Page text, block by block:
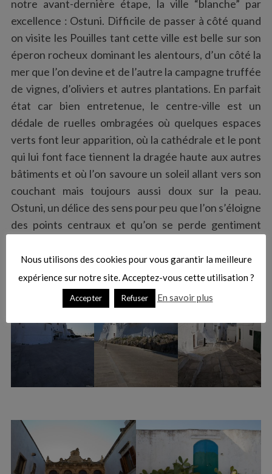
notre avant-dernière étape, la ville “blanche” par
excellence : Ostuni. Difficile de passer à côté quand
on visite les Pouilles tant cette ville est belle sur son
éperon rocheux dominant les alentours, d’un côté la
mer que l’on devine et de l’autre la campagne truffée
de vignes, d’oliviers et autres plantations. En parfait
état car bien entretenue, le centre-ville est un
dédale de ruelles ombragées où quelques espaces
verts font leur apparition, où la cathédrale et le pont
qui lui font face tiennent la dragée haute aux autres
bâtiments et où l’on savoure un soleil allant vers son
couchant mais toujours aussi doux sur la peau.
Ostuni, un délice des sens pour peu que l’on s’éloigne
des points centraux et qu’on se perde gentiment
o
r
Nous utilisons des cookies pour vous garantir la meilleure
expérience sur notre site. Acceptez-vous cette utilisation ?
Accepter Refuser En savoir plus